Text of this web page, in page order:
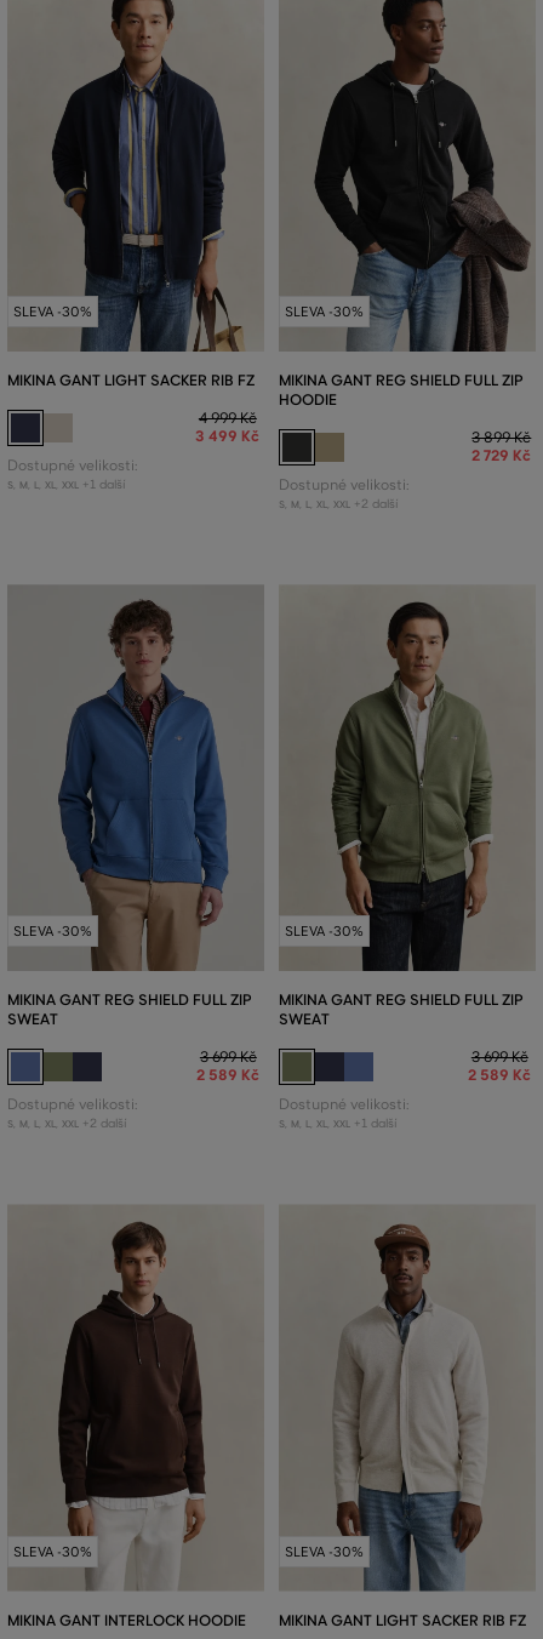
SLEVA -30%
MIKINA GANT LIGHT SACKER RIB FZ
4 999 Kč
3 499 Kč
Dostupné velikosti:
S, M L XL XXL +1 další
SLEVA -30%
MIKINA GANT REG SHIELD FULL ZIP
HOODIE
3 899 Kč
2 729 Kč
Dostupné velikosti:
S, M L XL XXL +2 další
SLEVA -30%
MIKINA GANT REG SHIELD FULL ZIP
SWEAT
3 699 Kč
2 589 Kč
Dostupné velikosti:
S, M L XL XXL +2 další
SLEVA -30%
MIKINA GANT REG SHIELD FULL ZIP
SWEAT
3 699 Kč
2 589 Kč
Dostupné velikosti:
S, M L XL XXL +1 další
SLEVA -30%
MIKINA GANT INTERLOCK HOODIE
SLEVA -30%
MIKINA GANT LIGHT SACKER RIB FZ